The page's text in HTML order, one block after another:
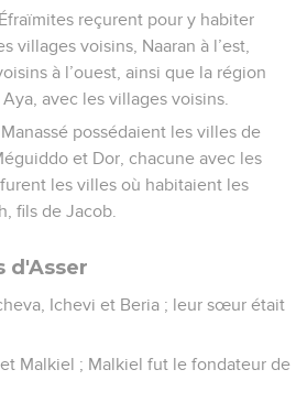
reçurent pour y habiter
villages voisins, Naaran à l’est,
à l’ouest, ainsi que la région
avec les villages voisins.
possédaient les villes de
et Dor, chacune avec les
les villes où habitaient les
fils de Jacob.
d'Asser
Ichevi et Beria ; leur sœur était
Malkiel ; Malkiel fut le fondateur de